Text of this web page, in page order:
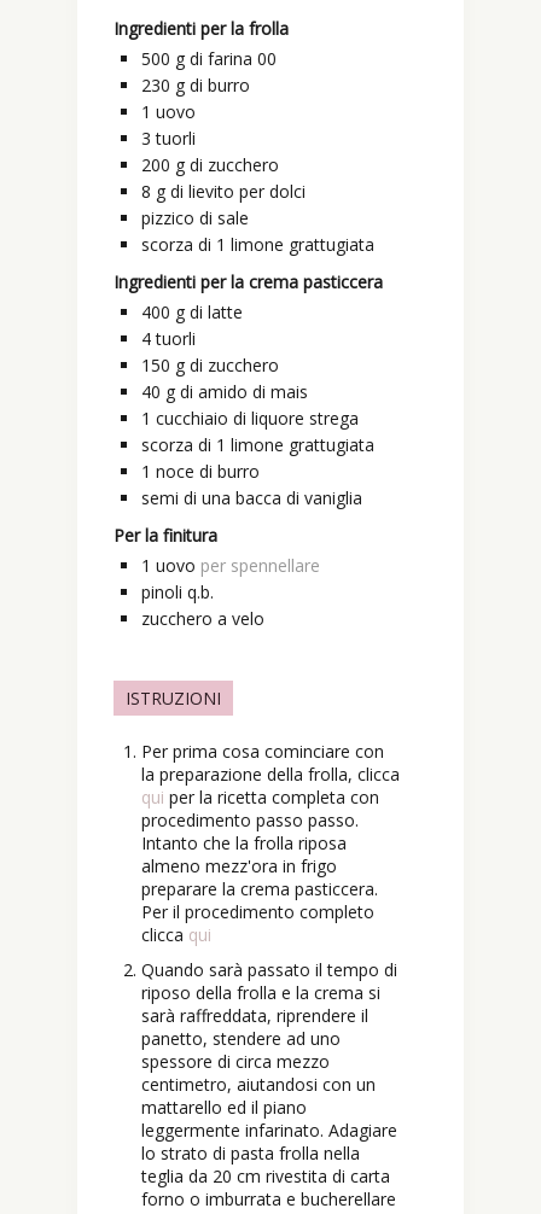
Ingredienti per la frolla
500 g di farina 00
230 g di burro
1 uovo
3 tuorli
200 g di zucchero
8 g di lievito per dolci
pizzico di sale
scorza di 1 limone grattugiata
Ingredienti per la crema pasticcera
400 g di latte
4 tuorli
150 g di zucchero
40 g di amido di mais
1 cucchiaio di liquore strega
scorza di 1 limone grattugiata
1 noce di burro
semi di una bacca di vaniglia
Per la finitura
1 uovo per spennellare
pinoli q.b.
zucchero a velo
ISTRUZIONI
Per prima cosa cominciare con
la preparazione della frolla, clicca
qui per la ricetta completa con
procedimento passo passo.
Intanto che la frolla riposa
almeno mezz'ora in frigo
preparare la crema pasticcera.
Per il procedimento completo
clicca qui
Quando sarà passato il tempo di
riposo della frolla e la crema si
sarà raffreddata, riprendere il
panetto, stendere ad uno
spessore di circa mezzo
centimetro, aiutandosi con un
mattarello ed il piano
leggermente infarinato. Adagiare
lo strato di pasta frolla nella
teglia da 20 cm rivestita di carta
forno o imburrata e bucherellare